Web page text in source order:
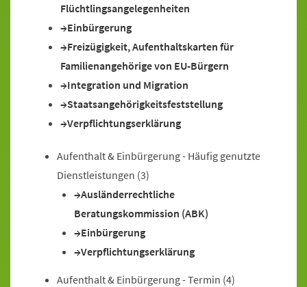
Flüchtlingsangelegenheiten
Einbürgerung
Freizügigkeit, Aufenthaltskarten für
Familienangehörige von EU-Bürgern
Integration und Migration
Staatsangehörigkeitsfeststellung
Verpflichtungserklärung
Aufenthalt & Einbürgerung - Häufig genutzte
Dienstleistungen (3)
Ausländerrechtliche
Beratungskommission (ABK)
Einbürgerung
Verpflichtungserklärung
Aufenthalt & Einbürgerung - Termin (4)